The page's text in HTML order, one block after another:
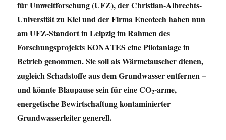
für Umweltforschung (UFZ), der Christian-Albrechts-
Universität zu Kiel und der Firma Eneotech haben nun
am UFZ-Standort in Leipzig im Rahmen des
Forschungsprojekts KONATES eine Pilotanlage in
Betrieb genommen. Sie soll als Wärmetauscher dienen,
zugleich Schadstoffe aus dem Grundwasser entfernen –
und könnte Blaupause sein für eine CO2-arme,
energetische Bewirtschaftung kontaminierter
Grundwasserleiter generell.